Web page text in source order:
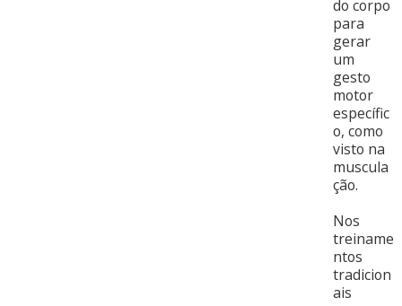
do corpo
para
gerar
um
gesto
motor
específic
o, como
visto na
muscula
ção.
Nos
treiname
ntos
tradicion
ais